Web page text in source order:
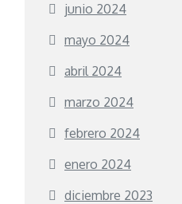
junio 2024
mayo 2024
abril 2024
marzo 2024
febrero 2024
enero 2024
diciembre 2023